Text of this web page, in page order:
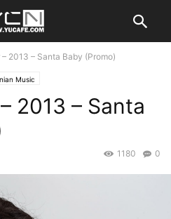
2013 – Santa Baby (Promo)
Music
2013 – Santa
0
1180